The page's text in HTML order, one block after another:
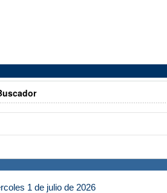
1 de julio de 2026